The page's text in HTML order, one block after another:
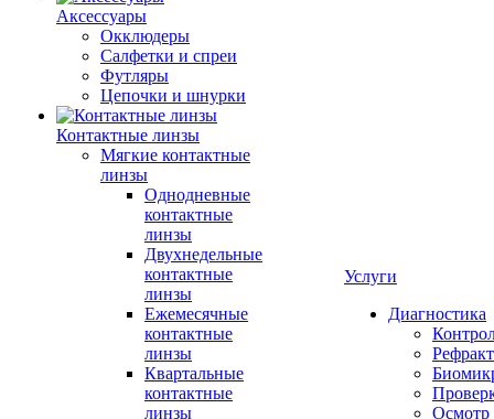
Аксессуары
Окклюдеры
Салфетки и спреи
Футляры
Цепочки и шнурки
Контактные линзы
Мягкие контактные
линзы
Однодневные
контактные
линзы
Двухнедельные
контактные
линзы
Ежемесячные
контактные
линзы
Квартальные
контактные
линзы
Услуги
Диагностика
Осмотр